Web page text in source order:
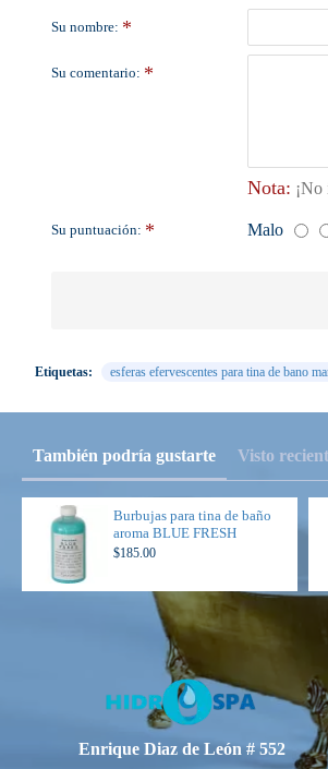
Su nombre:
Su comentario:
Nota:
Su puntuación: Malo
Etiquetas: esferas efervescentes para tina de bano
También podría gustarte Visto
Burbujas para tina de baño
aroma BLUE FRESH
$185.00
Enrique Diaz de León # 552